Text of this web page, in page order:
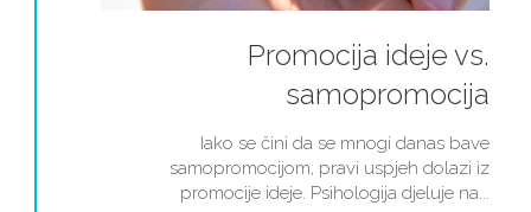
Promocija ideje vs.
samopromocija
Iako se čini da se mnogi danas bave
samopromocijom, pravi uspjeh dolazi iz
promocije ideje. Psihologija djeluje na...